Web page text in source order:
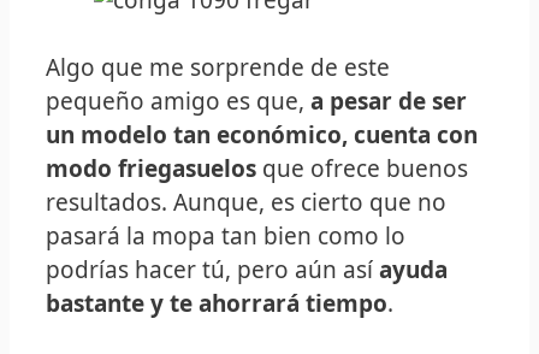
Algo que me sorprende de este
pequeño amigo es que, a pesar de ser
un modelo tan económico, cuenta con
modo friegasuelos que ofrece buenos
resultados. Aunque, es cierto que no
pasará la mopa tan bien como lo
podrías hacer tú, pero aún asíayuda
bastante y te ahorrará tiempo.